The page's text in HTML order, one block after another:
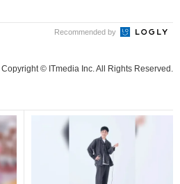
Recommended by
Copyright © ITmedia Inc. All Rights Reserved.